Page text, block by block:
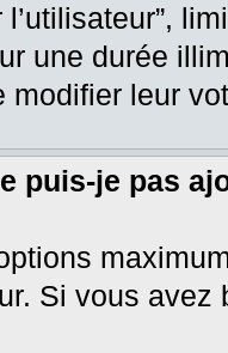
l’utilisateur”,
une durée
modifier leur
puis-je pas
Si vous